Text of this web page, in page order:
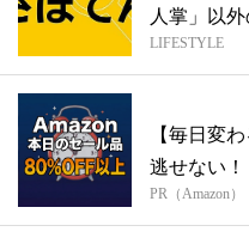
人掌」以
LIFESTYLE
【毎日変
逃せない！
PR（Amazon）